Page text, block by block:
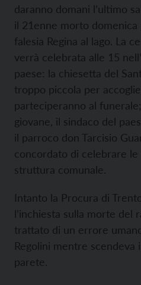
daranno domani l’ultimo
il 21enne morto domenica
falesia Regina al lago. La
verrà celebrata alle 15
paese: la chiesetta del
troppo piccola per
parteciperanno al
giovane, il sindaco del
il parroco don Tarcisio
concordato di celebrare le
struttura comunale.
Intanto la Procura di
l’inchiesta sulla morte del
trattato di un errore
Regolini mentre scendeva
parete.